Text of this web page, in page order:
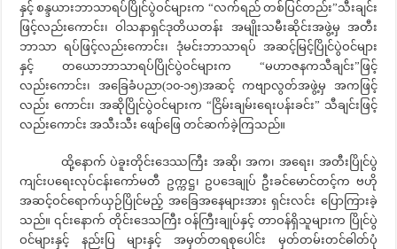
နှင့် စန္ဒယားဘာသာရပ်ပြိုင်ပွဲဝင်များက “လက်ရည် တစ်ပြင်တည်း”သီးချင်း
ဖြင့်လည်းကောင်း၊ ဝါသနာရှင်ဒုတိယတန်း အမျိုးသမီးဆိုင်းအဖွဲ့မှ အတီး
ဘာသာ ရပ်ဖြင့်လည်းကောင်း၊ ဒုံမင်းဘာသာရပ် အဆင့်မြင့်ပြိုင်ပွဲဝင်များ
နှင့် တယောဘာသာရပ်ပြိုင်ပွဲဝင်များက “မဟာဇနကသီချင်း”ဖြင့်
လည်းကောင်း၊ အခြေခံပညာ(၁၀-၁၅)အဆင့် ကဗျာလွတ်အဖွဲ့မှ အကဖြင့်
လည်း ကောင်း၊ အဆိုပြိုင်ပွဲဝင်များက “ငြိမ်းချမ်းရေးပန်းခင်း” သီချင်းဖြင့်
လည်းကောင်း အသီးသီး ဖျော်ဖြေ တင်ဆက်ခဲ့ကြသည်။
ထို့နောက် ပဲခူးတိုင်းဒေဿကြီး အဆို၊ အက၊ အရေး၊ အတီးပြိုင်ပွဲ
ကျင်းပရေးလုပ်ငန်းကော်မတီ ဥက္ကဋ္ဌ၊ ဥပဒေချုပ် ဦးခင်မောင်တင့်က ဗဟို
အဆင့်ဝင်ရောက်ယှဉ်ပြိုင်မည့် အခြေအနေများအား ရှင်းလင်း ပြောကြားခဲ့
သည်။ ၎င်းနောက် တိုင်းဒေသကြီး ဝန်ကြီးချုပ်နှင့် တာဝန်ရှိသူများက ပြိုင်ပွဲ
ဝင်များနှင့် နည်းပြ များနှင့် အမှတ်တရစုပေါင်း မှတ်တမ်းတင်ဓါတ်ပုံ